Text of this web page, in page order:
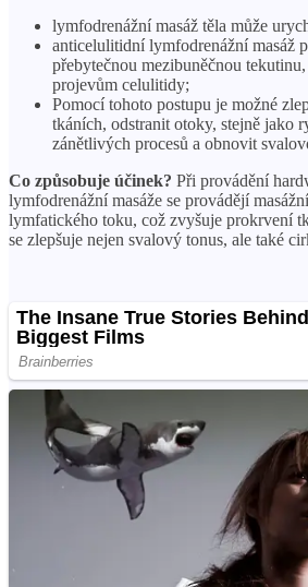
lymfodrenážní masáž těla může
anticelulitidní lymfodrenážní masáž
přebytečnou mezibuněčnou
projevům celulitidy;
Pomocí tohoto postupu je možné
tkáních, odstranit otoky, stejně jako
zánětlivých procesů a obnovit
Co způsobuje účinek? Při provádění
lymfodrenážní masáže se provádějí
lymfatického toku, což zvyšuje prokrvení
se zlepšuje nejen svalový tonus, ale také